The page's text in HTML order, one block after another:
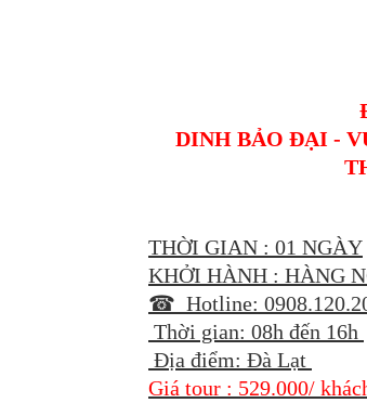
DINH BẢO ĐẠI -
THỜI GIAN : 01 NGÀY
KHỞI HÀNH : HÀNG
☎ Hotline:
Thời gian: 08h đến 16h
Địa điểm: Đà Lạt
Giá tour : 529.000/